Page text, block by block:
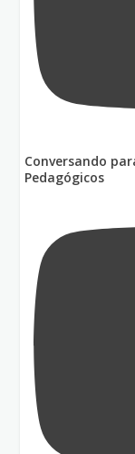
Conversando
Pedagógicos